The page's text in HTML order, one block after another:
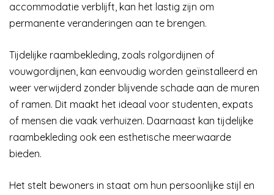
accommodatie verblijft, kan het lastig zijn om
permanente veranderingen aan te brengen.
Tijdelijke raambekleding, zoals rolgordijnen of
vouwgordijnen, kan eenvoudig worden geïnstalleerd en
weer verwijderd zonder blijvende schade aan de muren
of ramen. Dit maakt het ideaal voor studenten, expats
of mensen die vaak verhuizen. Daarnaast kan tijdelijke
raambekleding ook een esthetische meerwaarde
bieden.
Het stelt bewoners in staat om hun persoonlijke stijl en